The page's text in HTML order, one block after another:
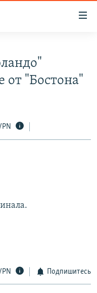
от "Бостона"
Подпишитесь